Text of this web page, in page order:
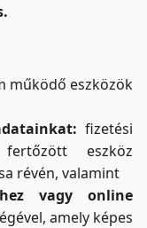
működő eszközök
fizetési
eszköz
révén, valamint
vagy online
amely képes